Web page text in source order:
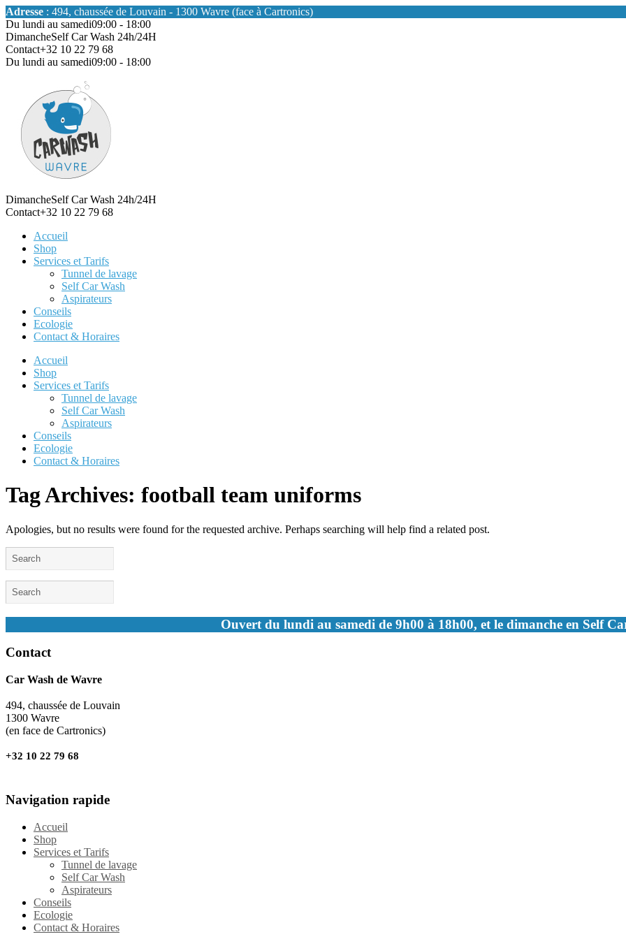
Adresse : 494, chaussée de Louvain - 1300 Wavre (face à Cartronics)
Du lundi au samedi09:00 - 18:00
DimancheSelf Car Wash 24h/24H
Contact+32 10 22 79 68
Du lundi au samedi09:00 - 18:00
DimancheSelf Car Wash 24h/24H
Contact+32 10 22 79 68
Accueil
Shop
Services et Tarifs
Tunnel de lavage
Self Car Wash
Aspirateurs
Conseils
Ecologie
Contact & Horaires
Accueil
Shop
Services et Tarifs
Tunnel de lavage
Self Car Wash
Aspirateurs
Conseils
Ecologie
Contact & Horaires
Tag Archives: football team uniforms
Apologies, but no results were found for the requested archive. Perhaps searching will help find a related post.
Ouvert du lundi au samedi de 9h00 à 18h00, et le dimanche en Self
Contact
Car Wash de Wavre
494, chaussée de Louvain
1300 Wavre
(en face de Cartronics)
+32 10 22 79 68
Navigation rapide
Accueil
Shop
Services et Tarifs
Tunnel de lavage
Self Car Wash
Aspirateurs
Conseils
Ecologie
Contact & Horaires